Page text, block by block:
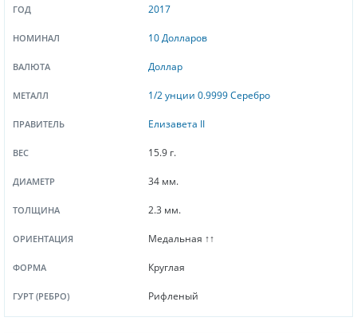
ГОД 2017
НОМИНАЛ 10 Долларов
ВАЛЮТА Доллар
МЕТАЛЛ 1/2 унции 0.9999 Серебро
ПРАВИТЕЛЬ Елизавета II
ВЕС 15.9 г.
ДИАМЕТР 34 мм.
ТОЛЩИНА 2.3 мм.
ОРИЕНТАЦИЯ Медальная ↑↑
ФОРМА Круглая
ГУРТ (РЕБРО) Рифленый